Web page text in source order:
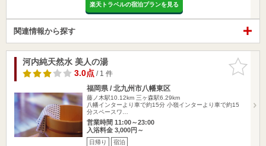
楽天トラベルの宿泊プランを見る
関連情報から探す
お気に入
りに追加
河内純天然水 美人の湯
3.0点/ 1 件
福岡県 / 北九州市八幡東区
藤ノ木駅10.12km 三ヶ森駅6.29km
八幡インターより車で約15分 小嶺インターより車で約15
分スペースワ…
営業時間 11:00～23:00
入浴料金 3,000円～
日帰り 宿泊